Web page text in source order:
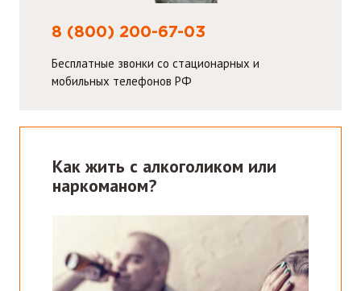
8 (800) 200-67-03
Бесплатные звонки со стационарных и
мобильных телефонов РФ
Как жить с алкоголиком или
наркоманом?